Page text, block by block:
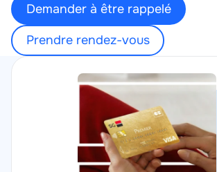
Demander à être rappelé
Prendre rendez-vous